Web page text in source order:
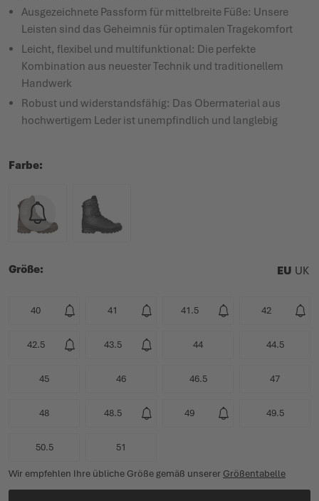
Ausgezeichnete Passform für mittelbreite Füße: Unsere
Leisten sind das Geheimnis für optimalen Tragekomfort
Leicht, flexibel und multifunktional: Die perfekte
Kombination aus neuester Technik und traditionellem
Handwerk
Robust und widerstandsfähig: Das Obermaterial aus
hochwertigem Leder ist unempfindlich und langlebig
Farbe
Größe EU UK
40 41 41.5 42
42.5 43.5 44 44.5
45 46 46.5 47
48 48.5 49 49.5
50.5 51
Wir empfehlen Ihre übliche Größe gemäß unserer Größentabelle